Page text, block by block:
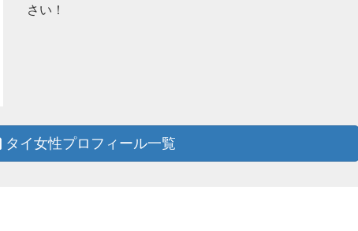
さい！
タイ女性プロフィール一覧